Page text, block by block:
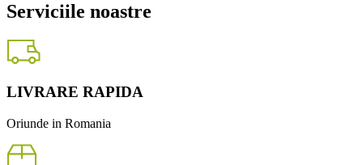
Serviciile noastre
LIVRARE RAPIDA
Oriunde in Romania